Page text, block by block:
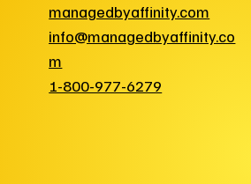
managedbyaffinity.com
info@managedbyaffinity.co
m
1-800-977-6279